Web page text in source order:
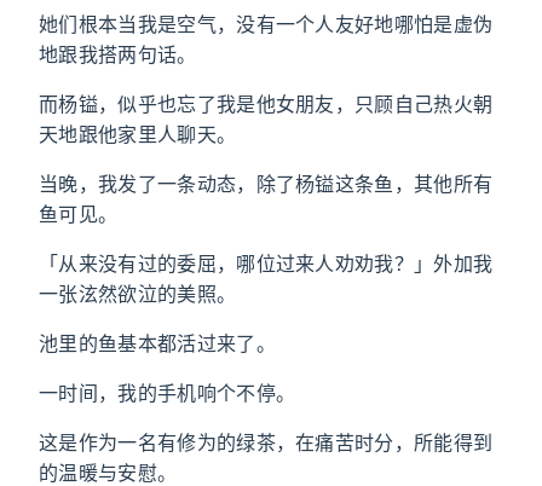
她们根本当我是空气，没有一个人友好地哪怕是虚伪
地跟我搭两句话。
而杨镒，似乎也忘了我是他女朋友，只顾自己热火朝
天地跟他家里人聊天。
当晚，我发了一条动态，除了杨镒这条鱼，其他所有
鱼可见。
「从来没有过的委屈，哪位过来人劝劝我？」外加我
一张泫然欲泣的美照。
池里的鱼基本都活过来了。
一时间，我的手机响个不停。
这是作为一名有修为的绿茶，在痛苦时分，所能得到
的温暖与安慰。